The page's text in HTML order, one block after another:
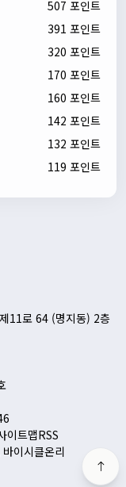
507 포인트
391 포인트
320 포인트
170 포인트
160 포인트
142 포인트
132 포인트
119 포인트
11로 64 (명지동) 2층
이트맵RSS
이시클온리